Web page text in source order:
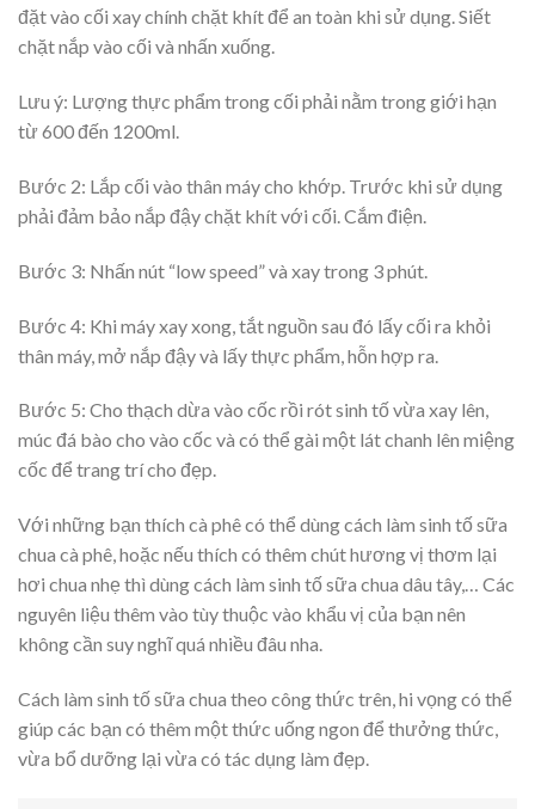
đặt vào cối xay chính chặt khít để an toàn khi sử dụng. Siết
chặt nắp vào cối và nhấn xuống.
Lưu ý: Lượng thực phẩm trong cối phải nằm trong giới hạn
từ 600 đến 1200ml.
Bước 2: Lắp cối vào thân máy cho khớp. Trước khi sử dụng
phải đảm bảo nắp đậy chặt khít với cối. Cắm điện.
Bước 3: Nhấn nút “low speed” và xay trong 3 phút.
Bước 4: Khi máy xay xong, tắt nguồn sau đó lấy cối ra khỏi
thân máy, mở nắp đậy và lấy thực phẩm, hỗn hợp ra.
Bước 5: Cho thạch dừa vào cốc rồi rót sinh tố vừa xay lên,
múc đá bào cho vào cốc và có thể gài một lát chanh lên miệng
cốc để trang trí cho đẹp.
Với những bạn thích cà phê có thể dùng cách làm sinh tố sữa
chua cà phê, hoặc nếu thích có thêm chút hương vị thơm lại
hơi chua nhẹ thì dùng cách làm sinh tố sữa chua dâu tây,… Các
nguyên liệu thêm vào tùy thuộc vào khẩu vị của bạn nên
không cần suy nghĩ quá nhiều đâu nha.
Cách làm sinh tố sữa chua theo công thức trên, hi vọng có thể
giúp các bạn có thêm một thức uống ngon để thưởng thức,
vừa bổ dưỡng lại vừa có tác dụng làm đẹp.